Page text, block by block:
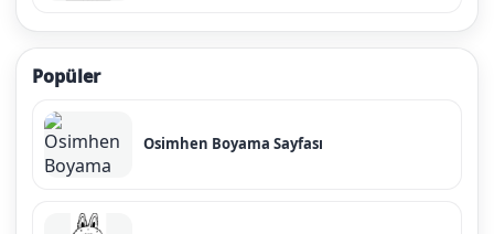
Popüler
Osimhen Boyama Sayfası